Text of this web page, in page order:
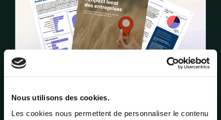
Nous utilisons des cookies.
Les cookies nous permettent de personnaliser le contenu
Enquête sur l'impact positif local des entreprises